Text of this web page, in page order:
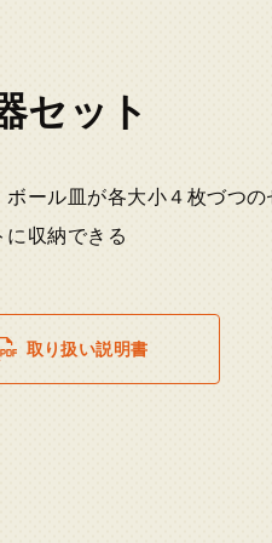
セット
ール皿が各大小４枚づつの
収納できる
取り扱い説明書